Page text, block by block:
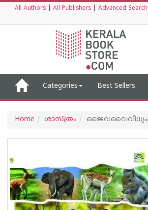
All Authors All Publishers Advanced Search
Categories Best Sellers
Home ശാസ്ത്രം ജൈവവൈവിധ്യം